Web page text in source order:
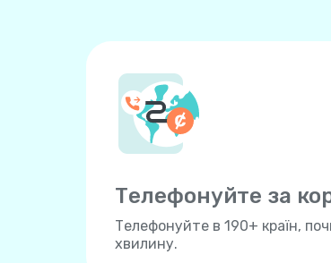
Телефонуйте за
Телефонуйте в 190+ країн,
хвилину.